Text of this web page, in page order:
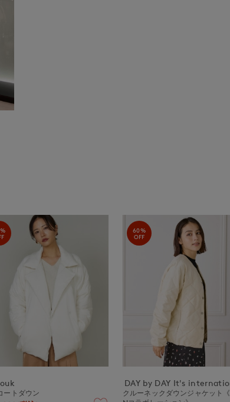
ートダウン
60%
OFF
DAY by DAY It's
クルーネックダウンジャケット